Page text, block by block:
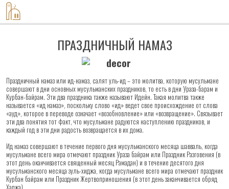
ПРАЗДНИЧНЫЙ НАМАЗ
Праздничный намаз или ид-намаз, салят уль-ид – это молитва, которую мусульмане
совершают в дни основных мусульманских праздников, то есть в дни Ураза-барам и
Курбан-байрам. Эти два праздника также называют Идейн. Такая молитва также
называется «ид намаз», поскольку слово «ид» ведет свое происхождение от слова
«ауд», которое в переводе означает «возобновление» или «возвращение». Связывает
эти два понятия тот факт, что мусульмане радуются наступлению праздников, и
каждый год в эти дни радость возвращается в их дома.
Ид намаз совершают в течение первого дня мусульманского месяца шавваль, когда
мусульмане всего мира отмечают праздник Ураза байрам или Праздник Разговения (в
этот день оканчивается священный месяц Рамадан) и в течение десятого дня
мусульманского месяца зуль-хиджа, когда мусульмане всего мира отмечают праздник
Курбан байрам или Праздник Жертвоприношения (в этот день заканчивается обряд